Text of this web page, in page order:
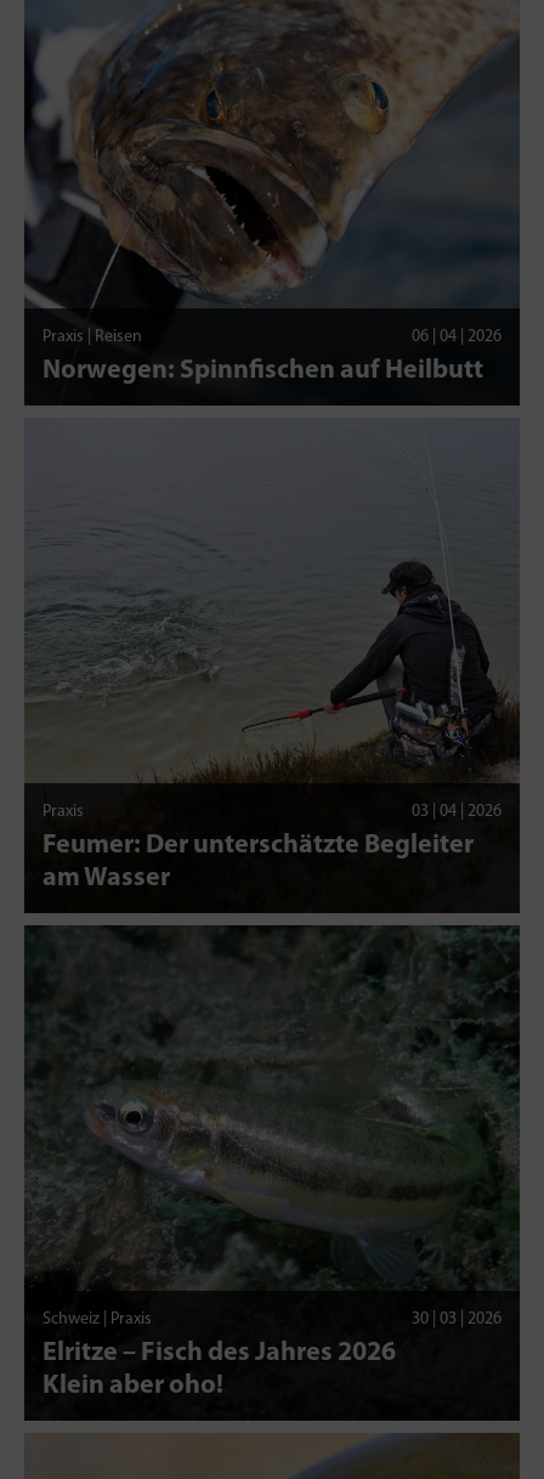
Praxis | Reisen 06 | 04 | 2026
Norwegen: Spinnfischen auf Heilbutt
Praxis 03 | 04 | 2026
Feumer: Der unterschätzte Begleiter
am Wasser
Schweiz | Praxis 30 | 03 | 2026
Elritze – Fisch des Jahres 2026
Klein aber oho!